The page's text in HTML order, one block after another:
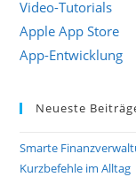
Video-Tutorials
Apple App Store
App-Entwicklung
Neueste
Smarte
Kurzbefehle im Alltag